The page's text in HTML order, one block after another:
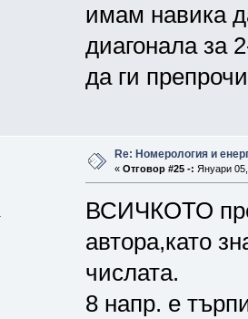
имам навика
диагонала за
да ги
Re: Номерология и
« Отговор #25 -: Януари
ВСИЧКОТО
автора,като
числата.
8 напр. е